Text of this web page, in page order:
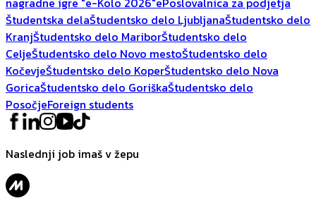
Študentska delaŠtudentsko delo LjubljanaŠtudentsko delo
KranjŠtudentsko delo MariborŠtudentsko delo
CeljeŠtudentsko delo Novo mestoŠtudentsko delo
KočevjeŠtudentsko delo KoperŠtudentsko delo Nova
GoricaŠtudentsko delo GoriškaŠtudentsko delo
PosočjeForeign students
Naslednji job imaš v žepu